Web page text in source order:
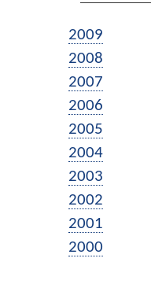
2009
2008
2007
2006
2005
2004
2003
2002
2001
2000